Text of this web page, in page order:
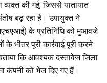
की गई, जिससे यातायात
बढ़ रहा है। उपायुक्त ने
के प्रतिनिधि को मुआवजे
भीतर पूरी कार्रवाई पूरी करने
कि आवश्यक दस्तावेज जिला
कंपनी को भेज दिए गए हैं।